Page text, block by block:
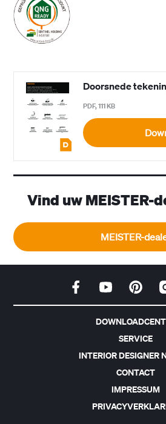
Doorsnede
PDF, 111 KB
Vind uw MEISTER-
MEISTER-
SERVICE
INTERIOR DESIGNER
CONTACT
IMPRESSUM